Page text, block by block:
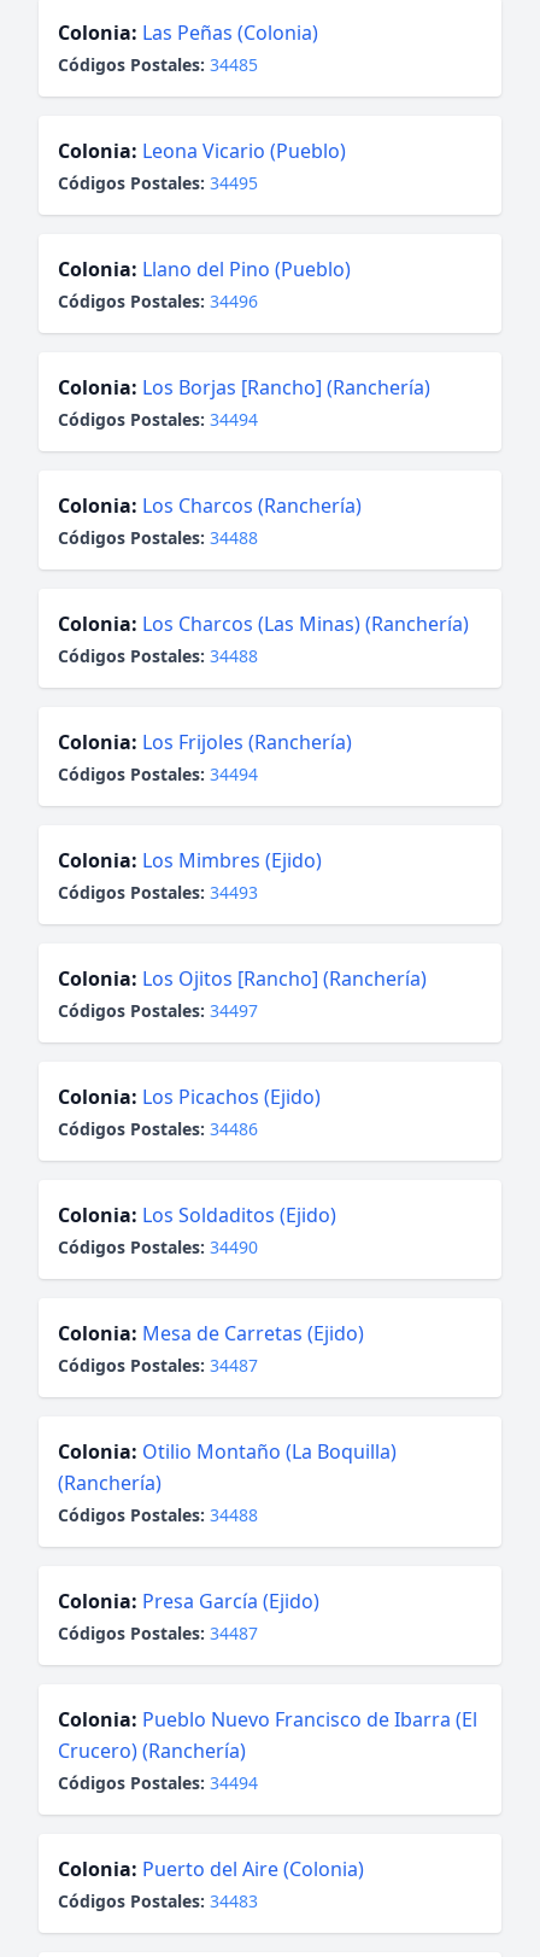
Colonia: Las Peñas (Colonia)
Códigos Postales: 34485
Colonia: Leona Vicario (Pueblo)
Códigos Postales: 34495
Colonia: Llano del Pino (Pueblo)
Códigos Postales: 34496
Colonia: Los Borjas [Rancho] (Ranchería)
Códigos Postales: 34494
Colonia: Los Charcos (Ranchería)
Códigos Postales: 34488
Colonia: Los Charcos (Las Minas) (Ranchería)
Códigos Postales: 34488
Colonia: Los Frijoles (Ranchería)
Códigos Postales: 34494
Colonia: Los Mimbres (Ejido)
Códigos Postales: 34493
Colonia: Los Ojitos [Rancho] (Ranchería)
Códigos Postales: 34497
Colonia: Los Picachos (Ejido)
Códigos Postales: 34486
Colonia: Los Soldaditos (Ejido)
Códigos Postales: 34490
Colonia: Mesa de Carretas (Ejido)
Códigos Postales: 34487
Colonia: Otilio Montaño (La Boquilla)
(Ranchería)
Códigos Postales: 34488
Colonia: Presa García (Ejido)
Códigos Postales: 34487
Colonia: Pueblo Nuevo Francisco de Ibarra (El
Crucero) (Ranchería)
Códigos Postales: 34494
Colonia: Puerto del Aire (Colonia)
Códigos Postales: 34483